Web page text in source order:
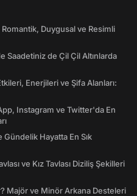
Duygusal ve Resimli
Saadetiniz de Çil Çil Altınlarda
Enerjileri ve Şifa Alanları:
Instagram ve Twitter'da En
Hayatta En Sık
ve Kız Tavlası Diziliş Şekilleri
Majör ve Minör Arkana Desteleri